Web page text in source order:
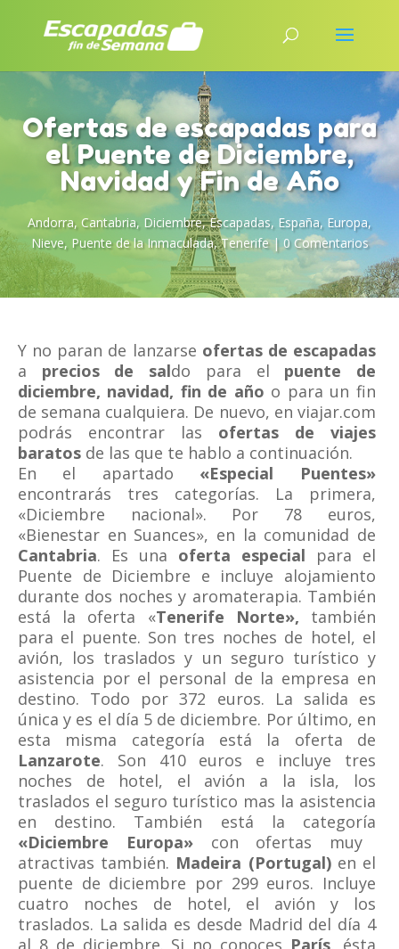
Ofertas de escapadas para
el Puente de Diciembre,
Navidad y Fin de Año
Andorra, Cantabria, Diciembre,Escapadas, España, Europa,
Nieve, Puente de la Inmaculada,Tenerife|0 Comentarios
Y no paran de lanzarse ofertas de escapadas
a precios de saldo para el puente de
diciembre, navidad, fin de año o para un fin
de semana cualquiera. De nuevo, en viajar.com
podrás encontrar las ofertas de viajes
baratos de las que te hablo a continuación.
En el apartado «Especial Puentes»
encontrarás tres categorías. La primera,
«Diciembre nacional». Por 78 euros,
«Bienestar en Suances», en la comunidad de
Cantabria. Es una oferta especial para el
Puente de Diciembre e incluye alojamiento
durante dos noches y aromaterapia. También
está la oferta «Tenerife Norte», también
para el puente. Son tres noches de hotel, el
avión, los traslados y un seguro turístico y
asistencia por el personal de la empresa en
destino. Todo por 372 euros. La salida es
única y es el día 5 de diciembre. Por último, en
esta misma categoría está la oferta de
Lanzarote. Son 410 euros e incluye tres
noches de hotel, el avión a la isla, los
traslados el seguro turístico mas la asistencia
en destino. También está la categoría
«Diciembre Europa»con ofertas muy
atractivas también. Madeira (Portugal)en el
puente de diciembre por 299 euros. Incluye
cuatro noches de hotel, el avión y los
traslados. La salida es desde Madrid del día 4
al 8 de diciembre. Si no conoces París, ésta